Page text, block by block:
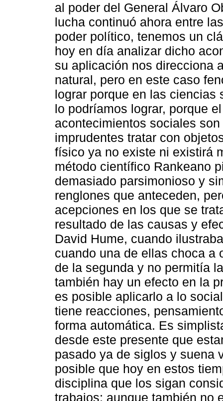
al poder del General Álvaro
lucha continuó ahora entre
poder político, tenemos un
hoy en día analizar dicho
su aplicación nos direcciona
natural, pero en este caso
lograr porque en las
lo podríamos lograr, porque
acontecimientos sociales
imprudentes tratar con
físico ya no existe ni existirá
método científico Rankeano
demasiado parsimonioso y
renglones que anteceden,
acepciones en los que se
resultado de las causas y
David Hume, cuando
cuando una de ellas choca a
de la segunda y no permitía
también hay un efecto en la
es posible aplicarlo a lo
tiene reacciones,
forma automática. Es
desde este presente que
pasado ya de siglos y suena
posible que hoy en estos
disciplina que los sigan
trabajos; aunque también no